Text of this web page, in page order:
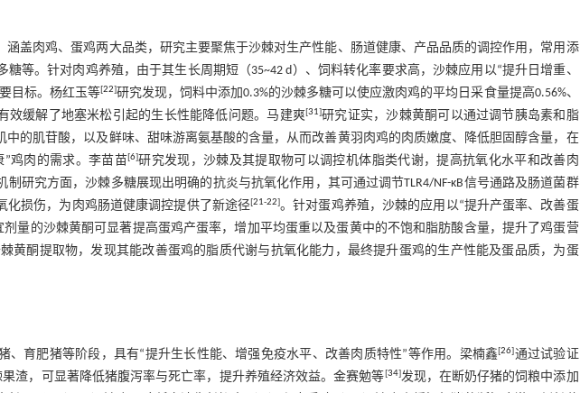
盖肉鸡、蛋鸡两大品类，研究主要聚焦于沙棘对生产性能、肠道健康、产品品质的调控作用，常用添
等。针对肉鸡养殖，由于其生长周期短（35~42 d）、饲料转化率要求高，沙棘应用以“提升日增重、
目标。杨红玉等[22]研究发现，饲料中添加0.3%的沙棘多糖可以使应激肉鸡的平均日采食量提高0.56%、
效缓解了地塞米松引起的生长性能降低问题。马建爽[31]研究证实，沙棘黄酮可以通过调节胰岛素和脂
的肌苷酸，以及鲜味、甜味游离氨基酸的含量，从而改善黄羽肉鸡的肉质嫩度、降低胆固醇含量，在
鸡肉的需求。李苗苗[6]研究发现，沙棘及其提取物可以调控机体脂类代谢，提高抗氧化水平和改善肉
研究方面，沙棘多糖展现出明确的抗炎与抗氧化作用，其可通过调节TLR4/NF-κB信号通路及肠道菌群
化损伤，为肉鸡肠道健康调控提供了新途径[21-22]。针对蛋鸡养殖，沙棘的应用以“提升产蛋率、改善蛋
量的沙棘黄酮可显著提高蛋鸡产蛋率，增加平均蛋重以及蛋黄中的不饱和脂肪酸含量，提升了鸡蛋营
黄酮提取物，发现其能改善蛋鸡的脂质代谢与抗氧化能力，最终提升蛋鸡的生产性能及蛋品质，为蛋
、育肥猪等阶段，具有“提升生长性能、增强免疫水平、改善肉质特性”等作用。梁楠鑫[26]通过试验证
渣，可显著降低猪腹泻率与死亡率，提升养殖经济效益。金赛勉等[34]发现，在断奶仔猪的饲粮中添加